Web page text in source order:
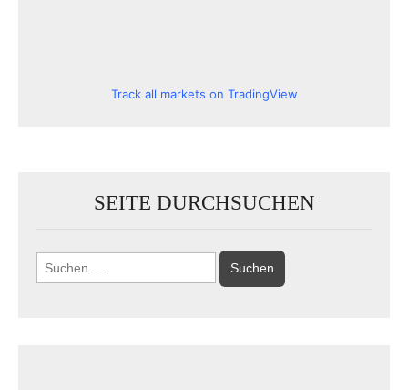
Track all markets on TradingView
SEITE DURCHSUCHEN
Suchen
nach: